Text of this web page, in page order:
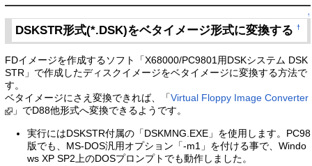
↑
DSKSTR形式(*.DSK)をベタイメージ形式に変換する†
FDイメージを作成するソフト「X68000/PC9801用DSKシステム DSK
STR」で作成したディスクイメージをベタイメージに変換する方法で
す。
ベタイメージにさえ変換できれば、「Virtual Floppy Image Converter
」でD88他形式へ変換できるようです。
実行にはDSKSTR付属の「DSKMNG.EXE」を使用します。PC98
版でも、MS-DOS汎用オプション「-m1」を付ける事で、Windo
ws XP SP2上のDOSプロンプトでも動作しました。